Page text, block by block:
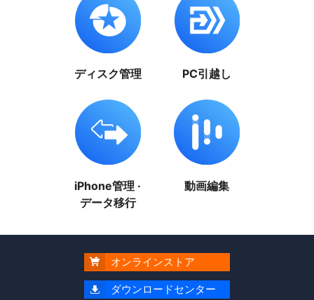
ディスク管理 PC引越し
iPhone管理 ·
データ移行
動画編集
 オンラインストア
 ダウンロードセンター